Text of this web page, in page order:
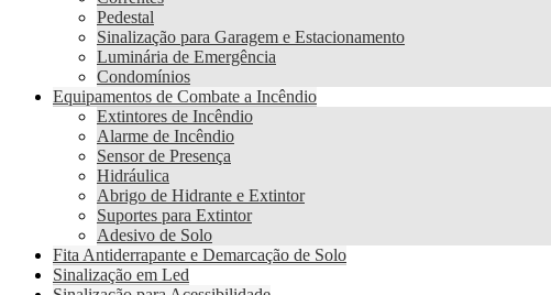
Pedestal
Sinalização para Garagem e Estacionamento
Luminária de Emergência
Condomínios
Equipamentos de Combate a Incêndio
Extintores de Incêndio
Alarme de Incêndio
Sensor de Presença
Hidráulica
Abrigo de Hidrante e Extintor
Suportes para Extintor
Adesivo de Solo
Fita Antiderrapante e Demarcação de Solo
Sinalização em Led